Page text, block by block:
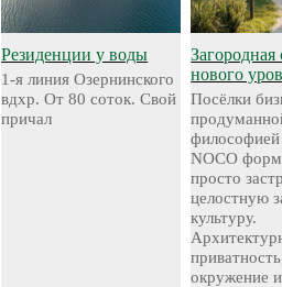
Резиденции у воды
1-я линия Озернинского
вдхр. От 80 соток. Свой
причал
Загородная
нового
Посёлки
NOCO
просто
целостную
культуру.
окружение